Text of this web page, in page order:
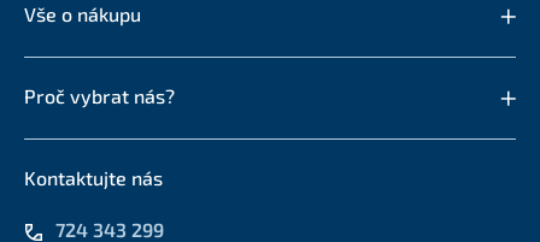
Vše o nákupu
Proč vybrat nás?
Kontaktujte nás
724 343 299